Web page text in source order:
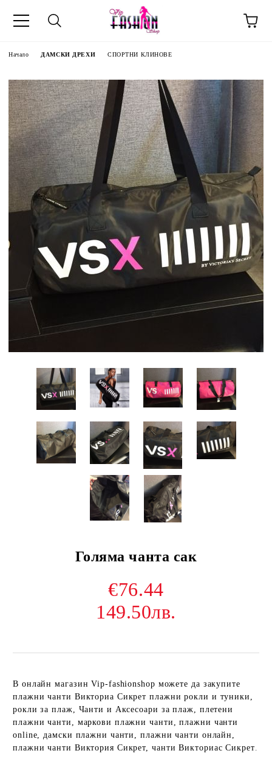
Начало ДАМСКИ ДРЕХИ СПОРТНИ КЛИНОВЕ
Голяма чанта сак
€76.44
149.50лв.
В онлайн магазин Vip-fashionshop можете да закупите
плажни чанти Викториа Сикрет плажни рокли и туники,
рокли за плаж, Чанти и Аксесоари за плаж, плетени
плажни чанти, маркови плажни чанти, плажни чанти
online, дамски плажни чанти, плажни чанти онлайн,
плажни чанти Виктория Сикрет, чанти Викториас Сикрет.